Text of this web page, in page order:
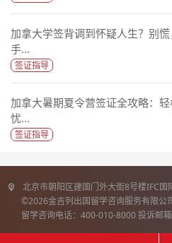
加拿大学签背调到怀疑人生？别
手...
签证指导
加拿大暑期夏令营签证全攻略：
忧...
签证指导
北京市朝阳区建国门外大街8号楼IFC国
©2026金吉列出国留学咨询服务有限公
留学咨询电话：400-010-8000 投诉邮